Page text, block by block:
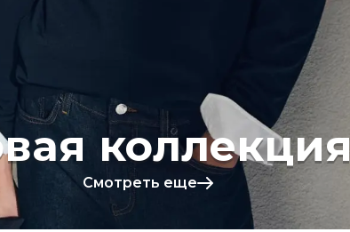
коллекция
Смотреть еще